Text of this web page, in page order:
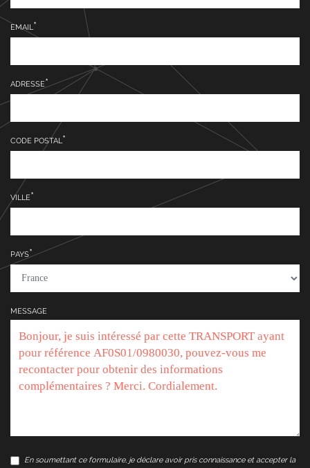
EMAIL
ADRESSE
CODE POSTAL
VILLE
PAYS
MESSAGE
En soumettant ce formulaire, je déclare avoir pris connaissance et accepter la